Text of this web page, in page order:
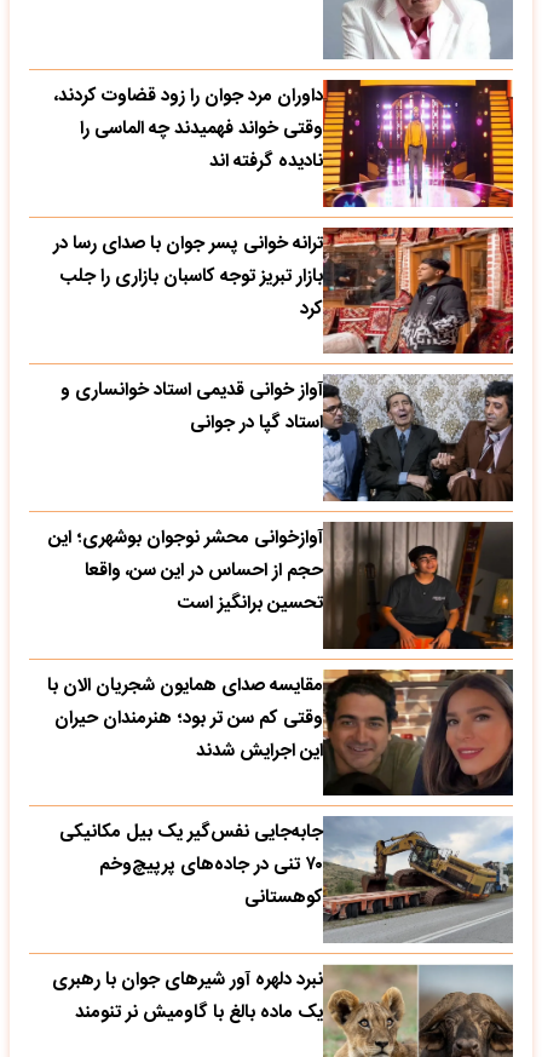
داوران مرد جوان را زود قضاوت کردند،
وقتی خواند فهمیدند چه الماسی را
نادیده گرفته اند
ترانه خوانی پسر جوان با صدای رسا در
بازار تبریز توجه کاسبان بازاری را جلب
کرد
آواز خوانی قدیمی استاد خوانساری و
استاد گپا در جوانی
آوازخوانی محشر نوجوان بوشهری؛ این
حجم از احساس در این سن، واقعا
تحسین‌ برانگیز است
مقایسه صدای همایون شجریان الان با
وقتی کم سن تر بود؛ هنرمندان حیران
این اجرایش شدند
جابه‌جایی نفس‌گیر یک بیل مکانیکی
۷۰ تنی در جاده‌های پرپیچ‌وخم
کوهستانی
نبرد دلهره آور شیرهای جوان با رهبری
یک ماده بالغ با گاومیش نر تنومند